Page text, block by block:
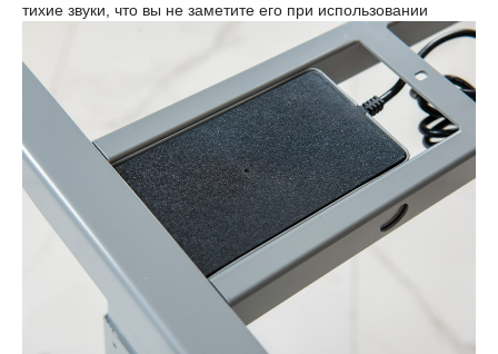
тихие звуки, что вы не заметите его при использовании